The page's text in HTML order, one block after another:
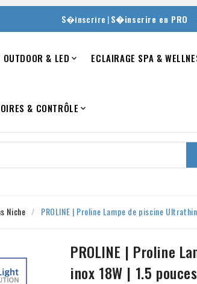
S�inscrire |S�inscrire en PRO
OUTDOOR & LED  ECLAIRAGE SPA &
& CONTRÔLE 
Niche PROLINE | Proline Lampe de piscine
PROLINE | Proline
inox 18W | 1.5 pouces